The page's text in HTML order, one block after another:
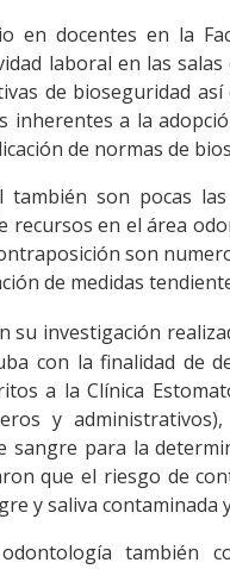
en docentes en la
laboral en las
de bioseguridad
inherentes a la
de normas de
son pocas
recursos en el área
son
de medidas
su investigación
con la finalidad
a la Clínica
y
sangre para la
que el riesgo de
y saliva
también